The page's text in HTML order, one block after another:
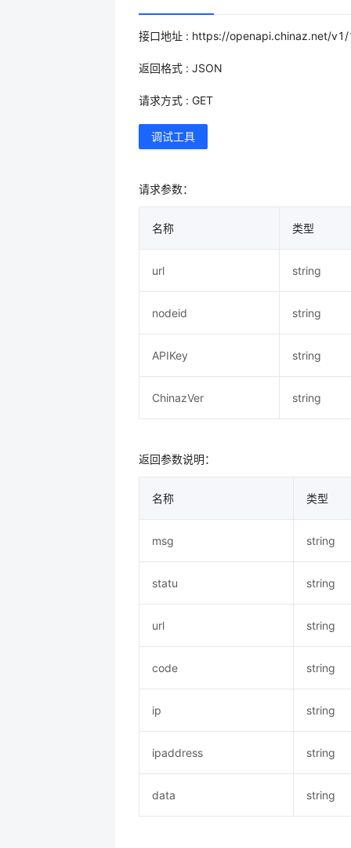
接口地址 : https://openapi.chinaz.net/
返回格式 : JSON
请求方式 : GET
调试工具
请求参数：
名称 类型
url string
nodeid string
APIKey string
ChinazVer string
返回参数说明：
名称 类型
msg string
statu string
url string
code string
ip string
ipaddress string
data string